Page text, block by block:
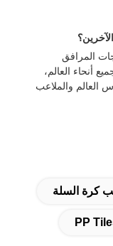
المرافق
مشروع في جميع أنحاء العالم،
العالم والملاعب
كرة السلة